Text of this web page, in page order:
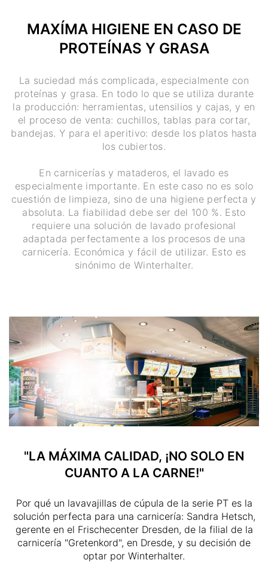
MAXÍMA HIGIENE EN CASO DE
PROTEÍNAS Y GRASA
La suciedad más complicada, especialmente con
proteínas y grasa. En todo lo que se utiliza durante
la producción: herramientas, utensilios y cajas, y en
el proceso de venta: cuchillos, tablas para cortar,
bandejas. Y para el aperitivo: desde los platos hasta
los cubiertos.
En carnicerías y mataderos, el lavado es
especialmente importante. En este caso no es solo
cuestión de limpieza, sino de una higiene perfecta y
absoluta. La fiabilidad debe ser del 100 %. Esto
requiere una solución de lavado profesional
adaptada perfectamente a los procesos de una
carnicería. Económica y fácil de utilizar. Esto es
sinónimo de Winterhalter.
"LA MÁXIMA CALIDAD, ¡NO SOLO EN
CUANTO A LA CARNE!"
Por qué un lavavajillas de cúpula de la serie PT es la
solución perfecta para una carnicería: Sandra Hetsch,
gerente en el Frischecenter Dresden, de la filial de la
carnicería "Gretenkord", en Dresde, y su decisión de
optar por Winterhalter.